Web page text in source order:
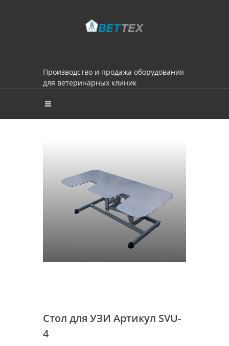
Производство и продажа оборудования
для ветеринарных клиник
Стол для УЗИ Артикул SVU-
4